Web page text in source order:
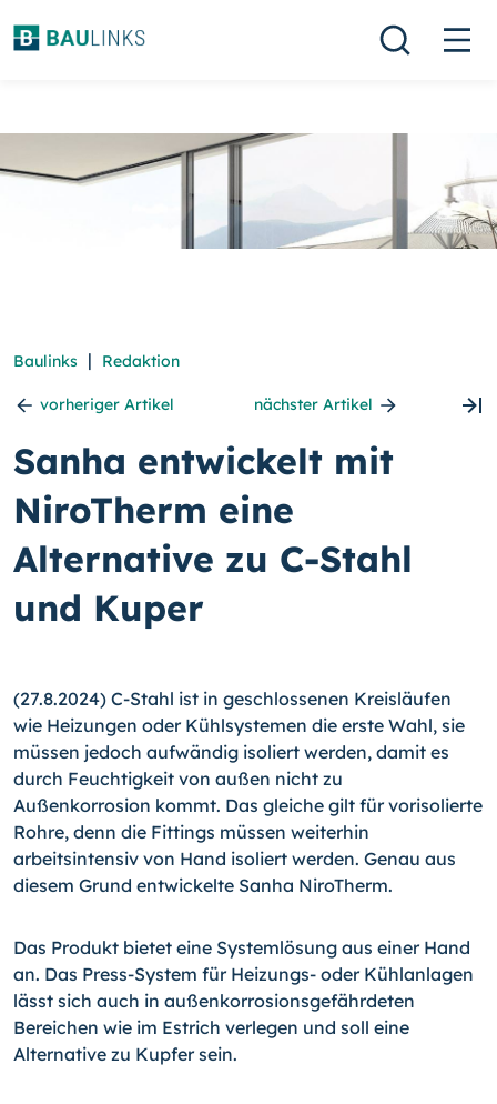
Baulinks | Redaktion
vorheriger Artikel nächster Artikel
Sanha entwickelt mit
NiroTherm eine
Alternative zu C-Stahl
und Kuper
(27.8.2024) C-Stahl ist in geschlossenen Kreisläufen
wie Heizungen oder Kühlsystemen die erste Wahl, sie
müssen jedoch aufwändig isoliert werden, damit es
durch Feuchtigkeit von außen nicht zu
Außenkorrosion kommt. Das gleiche gilt für vorisolierte
Rohre, denn die Fittings müssen weiterhin
arbeitsintensiv von Hand isoliert werden. Genau aus
diesem Grund entwickelte Sanha NiroTherm.
Das Produkt bietet eine Systemlösung aus einer Hand
an. Das Press-System für Heizungs- oder Kühlanlagen
lässt sich auch in außenkorrosionsgefährdeten
Bereichen wie im Estrich verlegen und soll eine
Alternative zu Kupfer sein.